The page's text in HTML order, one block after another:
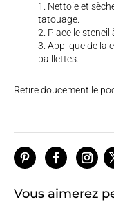
Nettoie et
tatouage.
Place le stencil
Applique de la
paillettes.
Retire doucement le
Vous aimerez